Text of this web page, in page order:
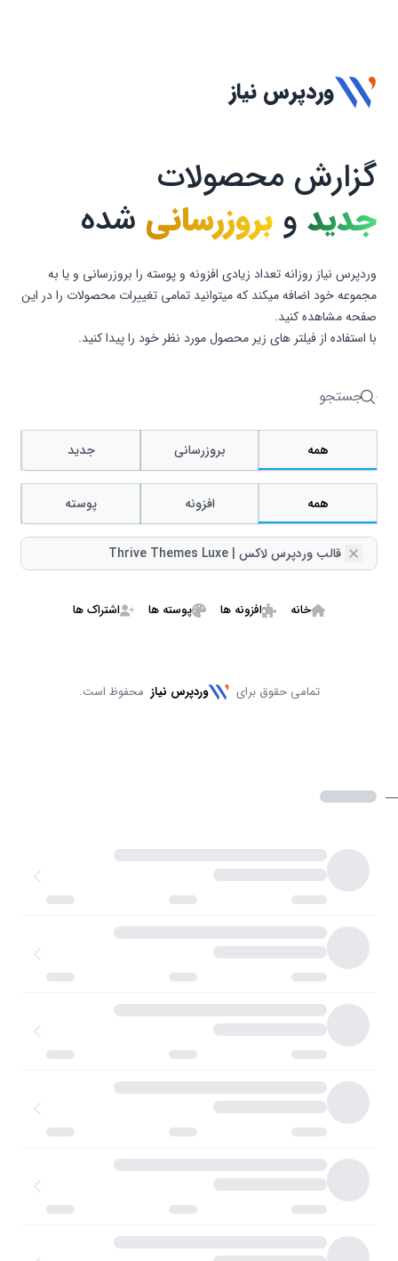
وردپرس نیاز
گزارش محصولات
جدید و بروزرسانی شده
وردپرس نیاز روزانه تعداد زیادی افزونه و پوسته را بروزرسانی و یا به
مجموعه خود اضافه میکند که میتوانید تمامی تغییرات محصولات را در این
صفحه مشاهده کنید.
با استفاده از فیلتر های زیر محصول مورد نظر خود را پیدا کنید.
جستجو
همه بروزرسانی جدید
همه افزونه پوسته
Remove
قالب وردپرس لاکس | Thrive Themes Luxe
خانه افزونه ها پوسته ها اشتراک ها
تمامی حقوق برای وردپرس نیاز محفوظ است.